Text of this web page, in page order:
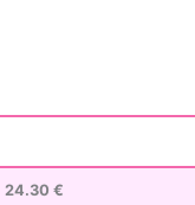
24.30 €